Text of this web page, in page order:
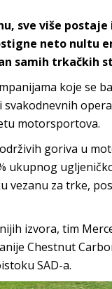
sve više
neto nultu
samih trkačkih
koje se
motorsportova.
goriva u
ukupnog
vezanu za trke,
izvora, tim
Chestnut
SAD-a.